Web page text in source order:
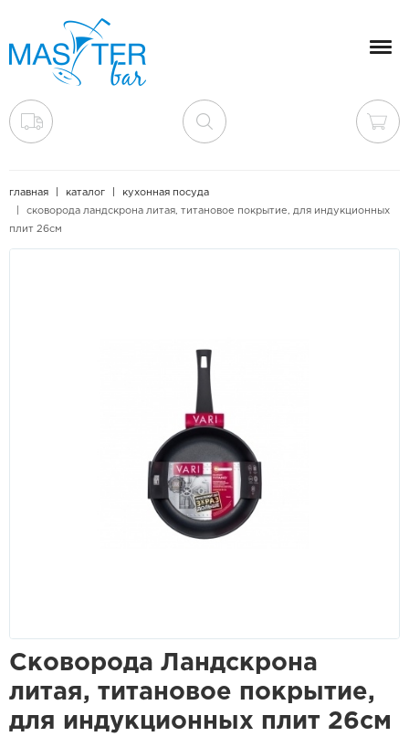
главная каталог
кухонная посуда
сковорода ландскрона литая, титановое покрытие, для индукционных
плит 26см
Сковорода Ландскрона
литая, титановое покрытие,
для индукционных плит 26см